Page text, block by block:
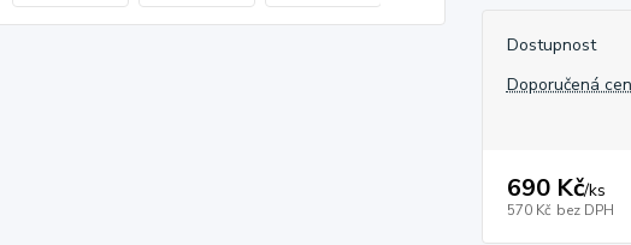
Dostupnost
Doporučená
690 Kč/ks
570 Kč bez DPH